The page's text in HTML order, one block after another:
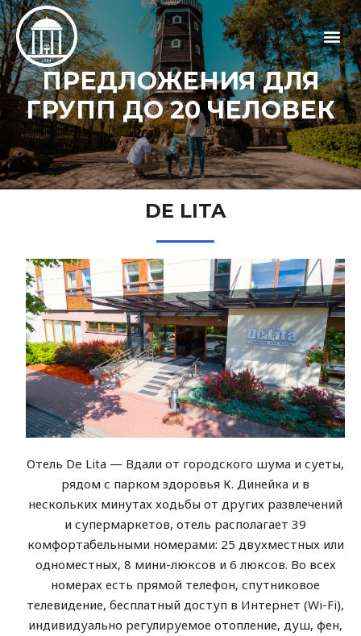
ПРЕДЛОЖЕНИЯ ДЛЯ
ГРУПП ДО 20 ЧЕЛОВЕК
DE LITA
Отель De Lita — Вдали от городского шума и суеты,
рядом с парком здоровья К. Динейка и в
нескольких минутах ходьбы от других развлечений
и супермаркетов, отель располагает 39
комфортабельными номерами: 25 двухместных или
одноместных, 8 мини-люксов и 6 люксов. Во всех
номерах есть прямой телефон, спутниковое
телевидение, бесплатный доступ в Интернет (Wi-Fi),
индивидуально регулируемое отопление, душ, фен,